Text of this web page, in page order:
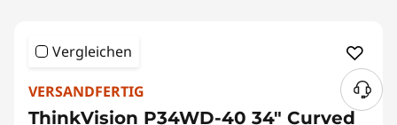
Vergleichen
VERSANDFERTIG
ThinkVision P34WD-40 34" Curved